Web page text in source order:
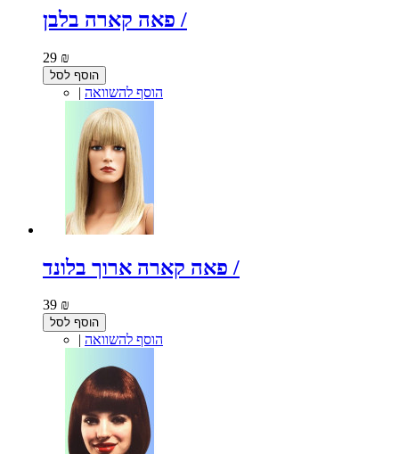
פאה קארה בלבן /
29 ₪
הוסף לסל
| הוסף להשוואה
פאה קארה ארוך בלונד /
39 ₪
הוסף לסל
| הוסף להשוואה